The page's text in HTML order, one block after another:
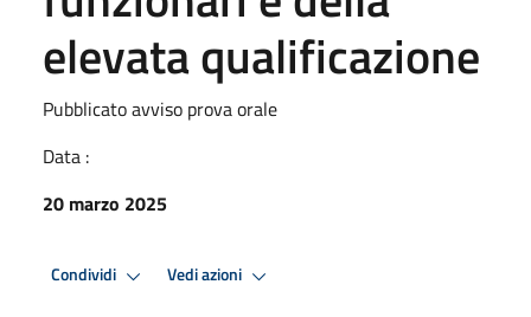
elevata qualificazione
Pubblicato avviso prova orale
Data :
20 marzo 2025
Condividi Vedi azioni